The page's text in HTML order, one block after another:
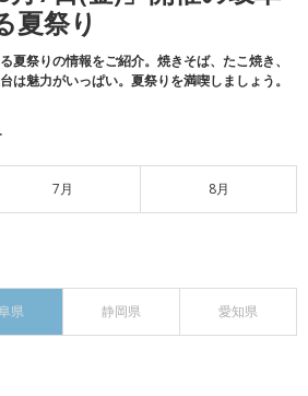
夏祭り
夏祭りの情報をご紹介。焼きそば、たこ焼き、
は魅力がいっぱい。夏祭りを満喫しましょう。
7月 8月
県 静岡県 愛知県